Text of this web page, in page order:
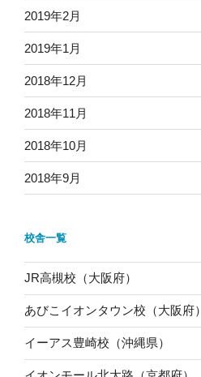
2019年2月
2019年1月
2018年12月
2018年11月
2018年10月
2018年9月
校舎一覧
JR高槻校（大阪府）
あびこイオンタウン校（大阪府）
イーアス豊崎校（沖縄県）